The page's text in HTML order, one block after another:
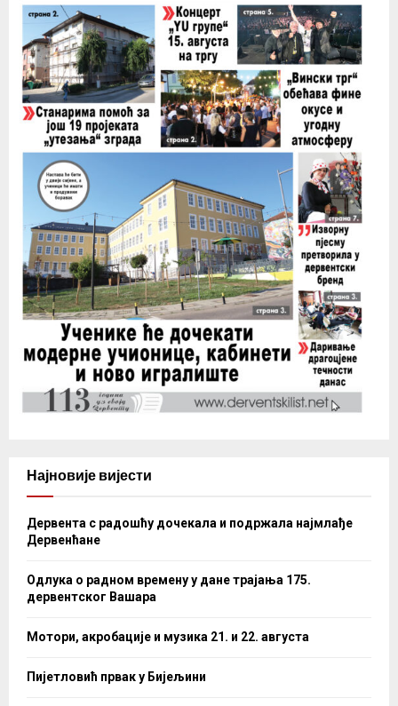
Најновије вијести
Дервента с радошћу дочекала и подржала најмлађе
Дервенћане
Одлука о радном времену у дане трајања 175.
дервентског Вашара
Мотори, акробације и музика 21. и 22. августа
Пијетловић првак у Бијељини